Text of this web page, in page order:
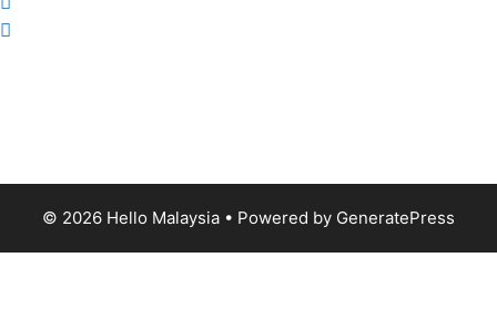
© 2026 Hello Malaysia • Powered by GeneratePress